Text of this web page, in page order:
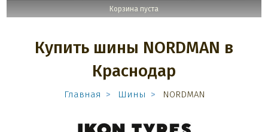
Корзина пуста
Купить шины NORDMAN в
Краснодар
Главная Шины NORDMAN